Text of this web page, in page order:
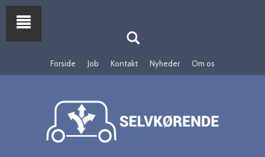
Forside Job Kontakt Nyheder Om os